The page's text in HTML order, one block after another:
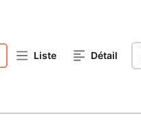
Liste Détail